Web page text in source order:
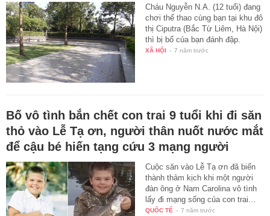
Cháu Nguyễn N.A. (12 tuổi) đang
chơi thể thao cùng bạn tại khu đô
thị Ciputra (Bắc Từ Liêm, Hà Nội)
thì bị bố của bạn đánh đập.
XÃ HỘI - 7 năm trước
Bố vô tình bắn chết con trai 9 tuổi khi đi săn
thỏ vào Lễ Tạ ơn, người thân nuốt nước mắt
để cậu bé hiến tạng cứu 3 mạng người
Cuộc săn vào Lễ Tạ ơn đã biến
thành thảm kịch khi một người
đàn ông ở Nam Carolina vô tình
lấy đi mạng sống của con trai…
QUỐC TẾ - 7 năm trước